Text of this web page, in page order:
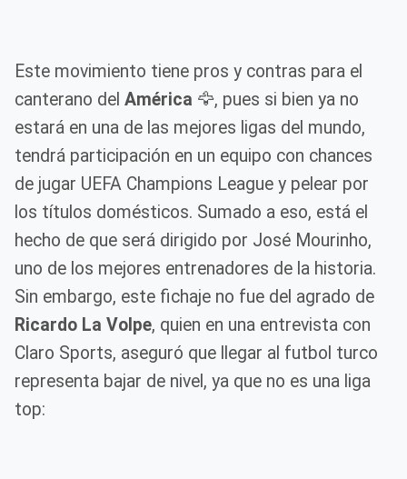
Este movimiento tiene pros y contras para el
canterano del América 🦅, pues si bien ya no
estará en una de las mejores ligas del mundo,
tendrá participación en un equipo con chances
de jugar UEFA Champions League y pelear por
los títulos domésticos. Sumado a eso, está el
hecho de que será dirigido por José Mourinho,
uno de los mejores entrenadores de la historia.
Sin embargo, este fichaje no fue del agrado de
Ricardo La Volpe, quien en una entrevista con
Claro Sports, aseguró que llegar al futbol turco
representa bajar de nivel, ya que no es una liga
top: